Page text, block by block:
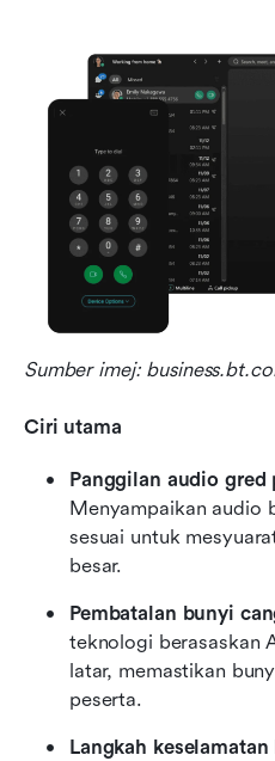
Sumber imej:
Ciri utama
Menyampaikan audio
sesuai untuk
besar.
Pembatalan bunyi
teknologi berasaskan
latar, memastikan
peserta.
Langkah